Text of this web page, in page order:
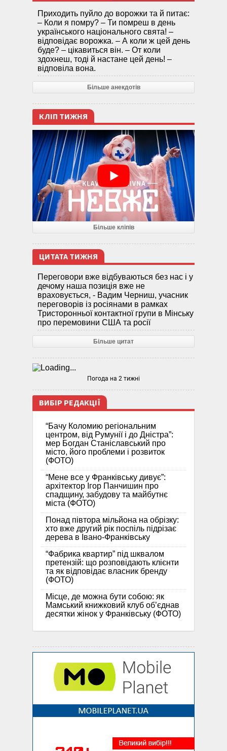
Приходить пуйло до ворожки та й питає:
– Коли я помру? – Ти помреш в день
українського національного свята! –
відповідає ворожка. – А коли ж цей день
буде? – цікавиться він. – От коли
здохнеш, тоді й настане цей день! –
відповіла вона.
Більше анекдотів
КЛІП ТИЖНЯ
Більше кліпів
ЦИТАТА ТИЖНЯ
Переговори вже відбуваються без нас і у
дечому наша позиція вже не
враховується, - Вадим Черниш, учасник
переговорів із росіянами в рамках
Тристоронньої контактної групи в Мінську
про перемовини США та росії
Більше цитат
Погода на 2 тижні
ВИБІР РЕДАКЦІЇ
“Бачу Коломию регіональним
центром, від Румунії і до Дністра”:
мер Богдан Станіславський про
місто, його проблеми і розвиток
(ФОТО)
“Мене все у Франківську дивує”:
архітектор Ігор Панчишин про
спадщину, забудову та майбутнє
міста (ФОТО)
Понад півтора мільйона на обрізку:
хто вже другий рік поспіль підрізає
дерева в Івано-Франківську
“Фабрика квартир” під шквалом
претензій: що розповідають клієнти
та як відповідає власник бренду
(ФОТО)
Місце, де можна бути собою: як
Мамський книжковий клуб об’єднав
десятки жінок у Франківську (ФОТО)